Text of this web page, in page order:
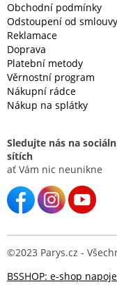
Obchodní podmínky
Odstoupení od smlouvy
Reklamace
Doprava
Platební metody
Věrnostní program
Nákupní rádce
Nákup na splátky
Sledujte nás na
sítích
ať Vám nic neunikne
©2023 Parys.cz -
BSSHOP: e-shop